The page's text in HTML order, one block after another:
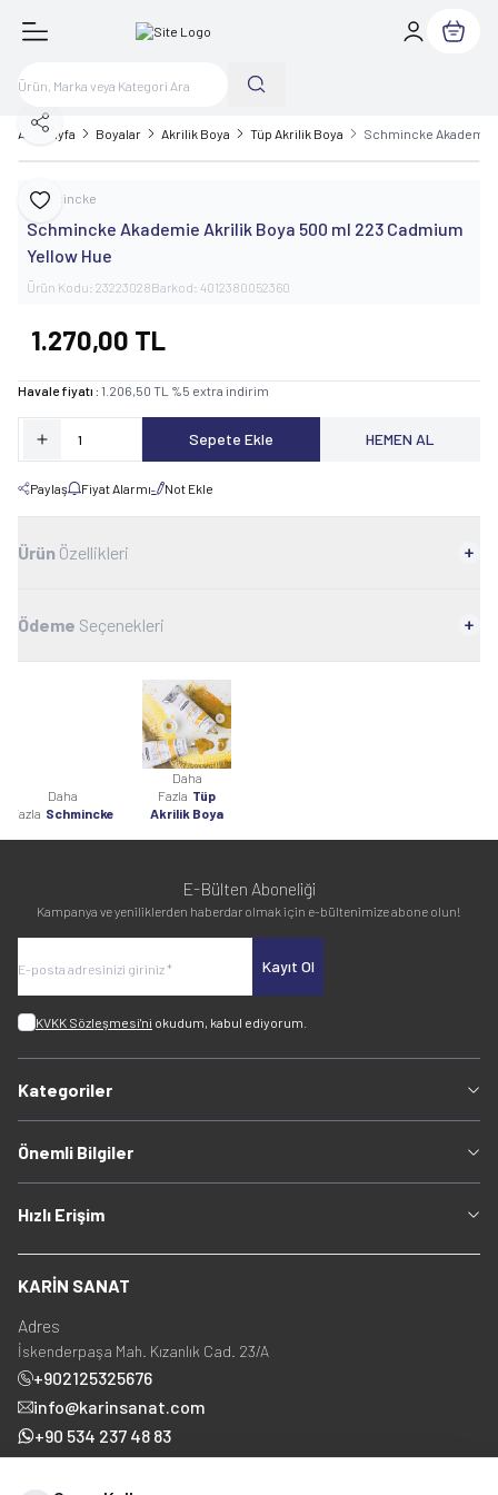
Sepetim
Ana Sayfa Boyalar Akrilik Boya Tüp Akrilik Boya Schmincke Akademie
Favoriye Ekle
Paylaş
Schmincke
Schmincke Akademie Akrilik Boya 500 ml 223 Cadmium
Yellow Hue
Ürün Kodu: 23223028Barkod: 4012380052360
1.270,00 TL
Havale fiyatı : 1.206,50 TL %5 extra indirim
Sepete Ekle HEMEN AL
Paylaş Fiyat Alarmı Not Ekle
Ürün Özellikleri
Ödeme Seçenekleri
Daha
Fazla Schmincke
Daha
Fazla Tüp
Akrilik Boya
E-Bülten Aboneliği
Kampanya ve yeniliklerden haberdar olmak için e-bültenimize abone olun!
Kayıt Ol
KVKK Sözleşmesi'ni okudum, kabul ediyorum.
Kategoriler
Önemli Bilgiler
Hızlı Erişim
KARİN SANAT
Adres
İskenderpaşa Mah. Kızanlık Cad. 23/A
+902125325676
info@karinsanat.com
+90 534 237 48 83